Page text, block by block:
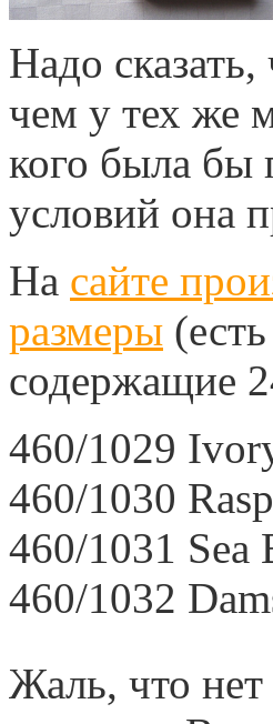
Надо
чем у тех же
кого была бы
условий она
На сайте
размеры
содержащие
460/1029
460/1030
460/1031 Sea
460/1032
Жаль, что